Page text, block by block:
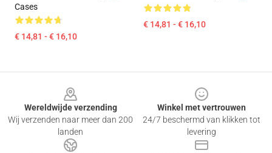
Cases
€ 14,81 - € 16,10
€ 14,81 - € 16,10
Wereldwijde verzending
Wij verzenden naar meer dan 200
landen
Winkel met vertrouwen
24/7 beschermd van klikken tot
levering